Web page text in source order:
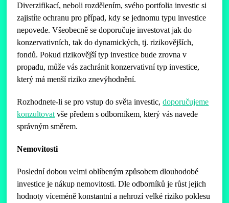
Diverzifikací, neboli rozdělením, svého portfolia investic si
zajistíte ochranu pro případ, kdy se jednomu typu investice
nepovede. Všeobecně se doporučuje investovat jak do
konzervativních, tak do dynamických, tj. rizikovějších,
fondů. Pokud rizikovější typ investice bude zrovna v
propadu, může vás zachránit konzervativní typ investice,
který má menší riziko znevýhodnění.
Rozhodnete-li se pro vstup do světa investic,doporučujeme
konzultovat vše předem s odborníkem, který vás navede
správným směrem.
Nemovitosti
Poslední dobou velmi oblíbeným způsobem dlouhodobé
investice je nákup nemovitosti. Dle odborníků je růst jejich
hodnoty víceméně konstantní a nehrozí velké riziko poklesu